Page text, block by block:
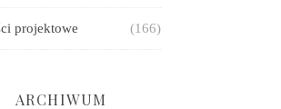
projektowe (166)
ARCHIWUM